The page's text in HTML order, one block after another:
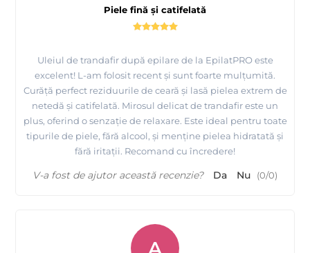
Piele fină și catifelată
Uleiul de trandafir după epilare de la EpilatPRO este
excelent! L-am folosit recent și sunt foarte mulțumită.
Curăță perfect reziduurile de ceară și lasă pielea extrem de
netedă și catifelată. Mirosul delicat de trandafir este un
plus, oferind o senzație de relaxare. Este ideal pentru toate
tipurile de piele, fără alcool, și menține pielea hidratată și
fără iritații. Recomand cu încredere!
V-a fost de ajutor această recenzie? Da Nu (0/0)
A